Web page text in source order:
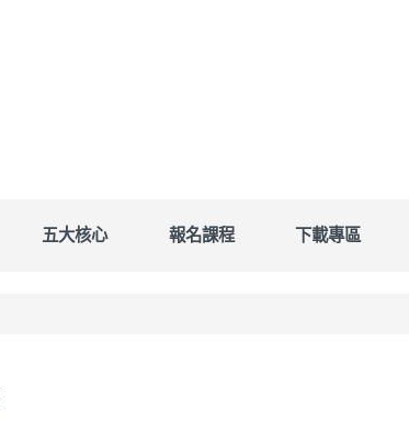
五大核心 報名課程 下載專區